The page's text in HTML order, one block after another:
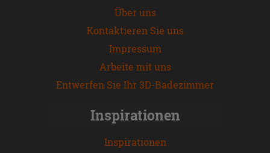
Über uns
Kontaktieren Sie uns
Impressum
Arbeite mit uns
Entwerfen Sie Ihr 3D-Badezimmer
Inspirationen
Inspirationen